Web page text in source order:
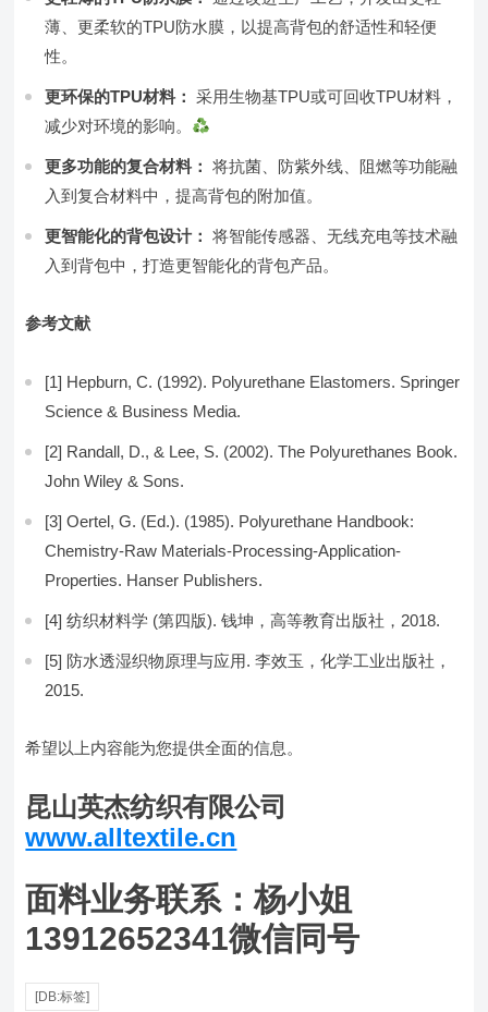
薄、更柔软的TPU防水膜，以提高背包的舒适性和轻便
性。
更环保的TPU材料： 采用生物基TPU或可回收TPU材料，
减少对环境的影响。
更多功能的复合材料： 将抗菌、防紫外线、阻燃等功能融
入到复合材料中，提高背包的附加值。
更智能化的背包设计： 将智能传感器、无线充电等技术融
入到背包中，打造更智能化的背包产品。
参考文献
[1] Hepburn, C. (1992). Polyurethane Elastomers. Springer
Science & Business Media.
[2] Randall, D., & Lee, S. (2002). The Polyurethanes Book.
John Wiley & Sons.
[3] Oertel, G. (Ed.). (1985). Polyurethane Handbook:
Chemistry-Raw Materials-Processing-Application-
Properties. Hanser Publishers.
[4] 纺织材料学 (第四版). 钱坤，高等教育出版社，2018.
[5] 防水透湿织物原理与应用. 李效玉，化学工业出版社，
2015.
希望以上内容能为您提供全面的信息。
昆山英杰纺织有限公司
www.alltextile.cn
面料业务联系：杨小姐
13912652341微信同号
[DB:标签]